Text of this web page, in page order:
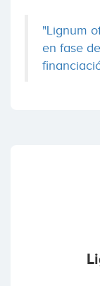
"Lignum
en fase